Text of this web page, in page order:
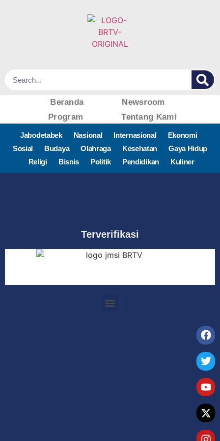
Beranda
Newsroom
Program
Tentang Kami
Jabodetabek Nasional Internasional
Ekonomi
Sosial
Budaya Olahraga Kesehatan
Gaya Hidup
Religi
Bisnis Politik Pendidikan Kuliner
Terverifikasi